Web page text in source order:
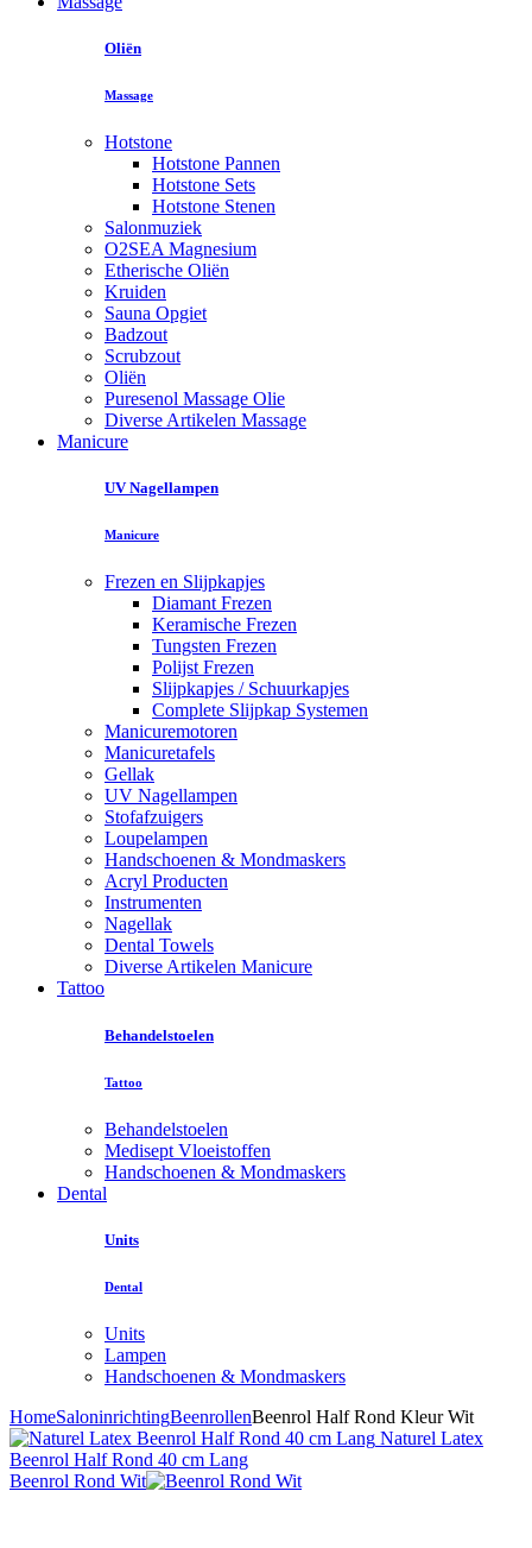
Oliën
Massage
Hotstone
Hotstone Pannen
Hotstone Sets
Hotstone Stenen
Salonmuziek
O2SEA Magnesium
Etherische Oliën
Kruiden
Sauna Opgiet
Badzout
Scrubzout
Oliën
Puresenol Massage Olie
Diverse Artikelen Massage
Manicure
UV Nagellampen
Manicure
Frezen en Slijpkapjes
Diamant Frezen
Keramische Frezen
Tungsten Frezen
Polijst Frezen
Slijpkapjes / Schuurkapjes
Complete Slijpkap Systemen
Manicuremotoren
Manicuretafels
Gellak
UV Nagellampen
Stofafzuigers
Loupelampen
Handschoenen & Mondmaskers
Acryl Producten
Instrumenten
Nagellak
Dental Towels
Diverse Artikelen Manicure
Tattoo
Behandelstoelen
Tattoo
Behandelstoelen
Medisept Vloeistoffen
Handschoenen & Mondmaskers
Dental
Units
Dental
Units
Lampen
Handschoenen & Mondmaskers
HomeSaloninrichtingBeenrollenBeenrol Half Rond Kleur Wit
Naturel Latex
Beenrol Half Rond 40 cm Lang
Beenrol Rond Wit